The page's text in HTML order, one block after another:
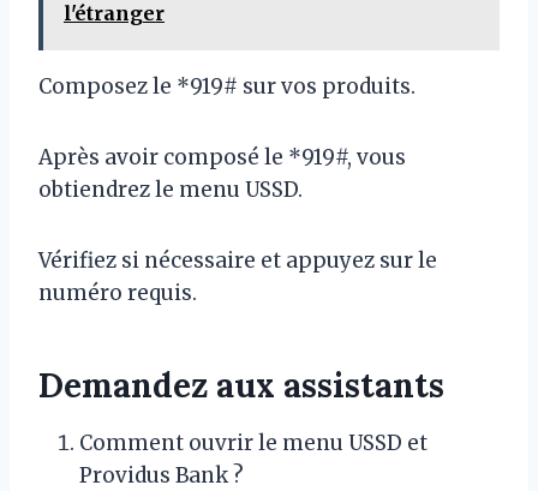
l'étranger
Composez le *919# sur vos produits.
Après avoir composé le *919#, vous
obtiendrez le menu USSD.
Vérifiez si nécessaire et appuyez sur le
numéro requis.
Demandez aux assistants
Comment ouvrir le menu USSD et
Providus Bank ?